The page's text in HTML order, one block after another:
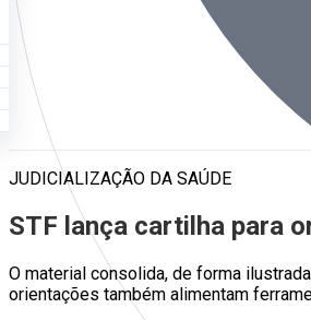
JUDICIALIZAÇÃO DA SAÚDE
STF lança cartilha para
O material consolida, de forma
orientações também alimentam